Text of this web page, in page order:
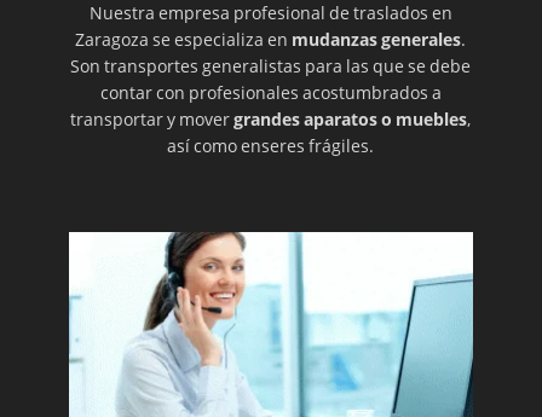
Nuestra empresa profesional de traslados en
Zaragoza se especializa en mudanzas generales.
Son transportes generalistas para las que se debe
contar con profesionales acostumbrados a
transportar y movergrandes aparatos o muebles,
así como enseres frágiles.